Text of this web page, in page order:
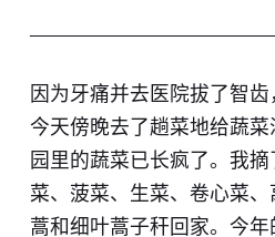
因为牙痛并去医院拔了智齿
今天傍晚去了趟菜地给蔬
园里的蔬菜已长疯了。我
菜、菠菜、生菜、卷心菜
蒿和细叶蒿子秆回家。今